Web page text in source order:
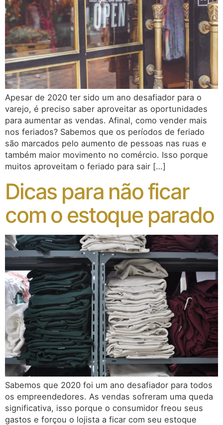
Apesar de 2020 ter sido um ano desafiador para o
varejo, é preciso saber aproveitar as oportunidades
para aumentar as vendas. Afinal, como vender mais
nos feriados? Sabemos que os períodos de feriado
são marcados pelo aumento de pessoas nas ruas e
também maior movimento no comércio. Isso porque
muitos aproveitam o feriado para sair […]
Dicas para não ficar
com o estoque parado
Sabemos que 2020 foi um ano desafiador para todos
os empreendedores. As vendas sofreram uma queda
significativa, isso porque o consumidor freou seus
gastos e forçou o lojista a ficar com seu estoque